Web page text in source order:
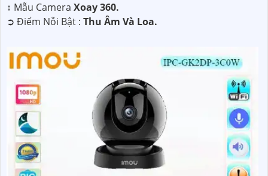
↕️ Mẫu Camera Xoay 360.
️➲ Điểm Nỗi Bật : Thu Âm Và Loa.